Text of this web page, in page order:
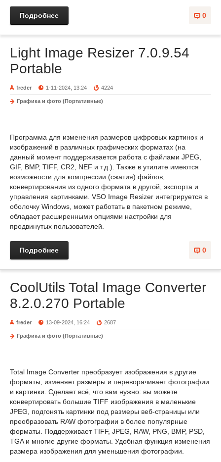
0
Подробнее
Light Image Resizer 7.0.9.54
Portable
freder 1-11-2024, 13:24 4224
Графика и фото (Портативные)
Программа для изменения размеров цифровых картинок и
изображений в различных графических форматах (на
данный момент поддерживается работа с файлами JPEG,
GIF, BMP, TIFF, CR2, NEF и т.д.). Также в утилите имеются
возможности для компрессии (сжатия) файлов,
конвертирования из одного формата в другой, экспорта и
управления картинками. VSO Image Resizer интегрируется в
оболочку Windows, может работать в пакетном режиме,
обладает расширенными опциями настройки для
продвинутых пользователей.
0
Подробнее
CoolUtils Total Image Converter
8.2.0.270 Portable
freder 13-09-2024, 16:24 2687
Графика и фото (Портативные)
Total Image Converter преобразует изображения в другие
форматы, изменяет размеры и переворачивает фотографии
и картинки. Сделает всё, что вам нужно: вы можете
конвертировать большие TIFF изображения в маленькие
JPEG, подгонять картинки под размеры веб-страницы или
преобразовать RAW фотографии в более популярные
форматы. Поддерживает TIFF, JPEG, RAW, PNG, BMP, PSD,
TGA и многие другие форматы. Удобная функция изменения
размера изображения для уменьшения фотографии.